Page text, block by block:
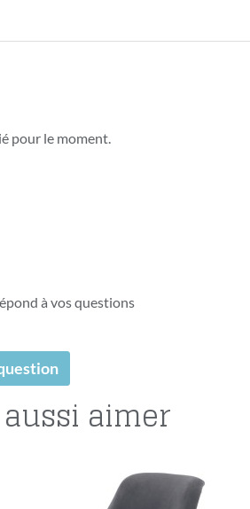
pour le moment.
à vos questions
aimer